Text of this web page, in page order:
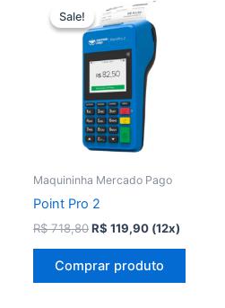
Sale!
Sale!
Maquininha Mercado Pago
Point Pro 2
R$718,80O
era:
R$ 119,90O
atual
é:
(12x)
Comprar produto